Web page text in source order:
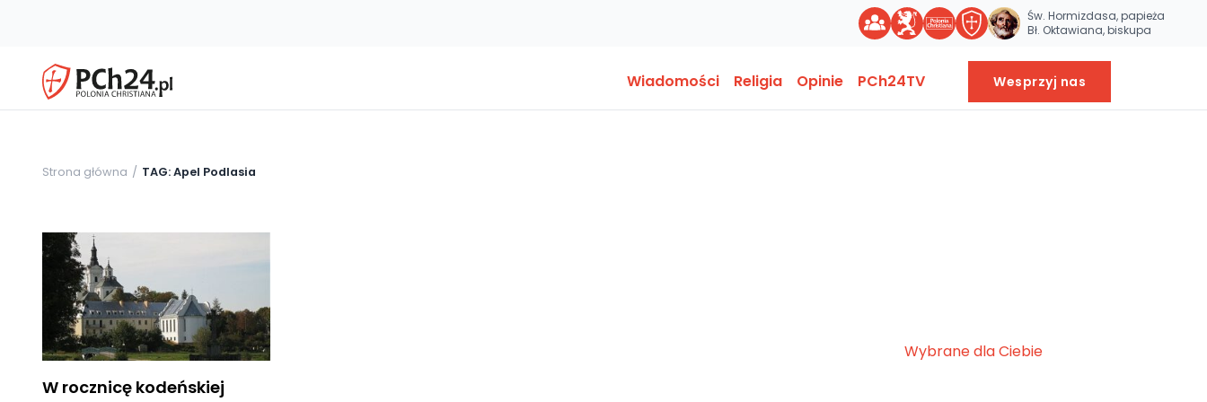
Św. Hormizdasa, papieża
Bł. Oktawiana, biskupa
Wiadomości Religia Opinie PCh24TV Wesprzyj nas
Strona główna TAG: Apel Podlasia
W rocznicę kodeńskiej
Wybrane dla Ciebie